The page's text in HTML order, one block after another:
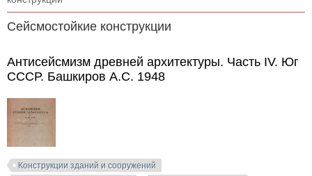
Сейсмостойкие конструкции
Антисейсмизм древней архитектуры. Часть IV. Юг
СССР. Башкиров А.С. 1948
Конструкции зданий и сооружений